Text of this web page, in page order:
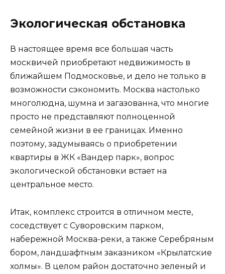
Экологическая обстановка
В настоящее время все большая часть
москвичей приобретают недвижимость в
ближайшем Подмосковье, и дело не только в
возможности сэкономить. Москва настолько
многолюдна, шумна и загазованна, что многие
просто не представляют полноценной
семейной жизни в ее границах. Именно
поэтому, задумываясь о приобретении
квартиры в ЖК «Вандер парк», вопрос
экологической обстановки встает на
центральное место.
Итак, комплекс строится в отличном месте,
соседствует с Суворовским парком,
набережной Москва-реки, а также Серебряным
бором, ландшафтным заказником «Крылатские
холмы». В целом район достаточно зеленый и